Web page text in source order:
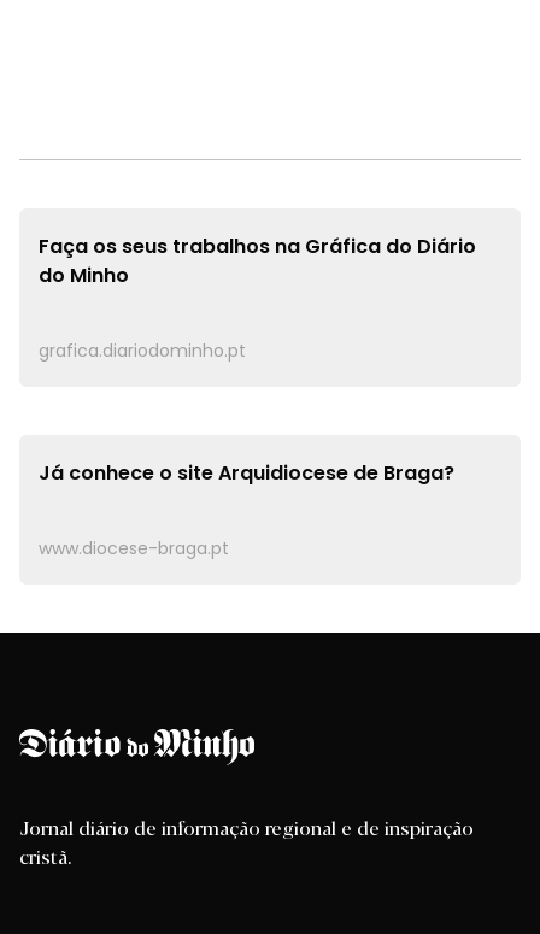
Faça os seus trabalhos na Gráfica do Diário
do Minho
grafica.diariodominho.pt
Já conhece o siteArquidiocese de Braga?
www.diocese-braga.pt
Jornal diário de informação regional e de inspiração
cristã.